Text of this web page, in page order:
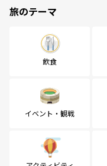
旅のテーマ
飲食
イベント・観戦